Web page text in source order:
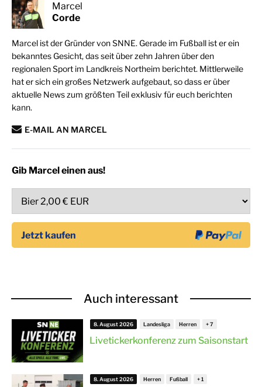
Marcel
Corde
Marcel ist der Gründer von SNNE. Gerade im Fußball ist er ein
bekanntes Gesicht, das seit über zehn Jahren über den
regionalen Sport im Landkreis Northeim berichtet. Mittlerweile
hat er sich ein großes Netzwerk aufgebaut, so dass er über
aktuelle News zum größten Teil exklusiv für euch berichten
kann.
E-MAIL AN MARCEL
Gib Marcel einen aus!
Auch interessant
Livetickerkonferenz zum Saisonstart
8. August 2026 Landesliga Herren
8. August 2026 Herren Fußball